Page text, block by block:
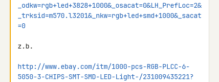
_odkw=rgb+led+3828+1000&_osacat=0&LH_PrefLoc=2&
_trksid=m570.l3201&_nkw=rgb+led+smd+1000&_sacat
=0
z.b.
http://www.ebay.com/itm/1000-pcs-RGB-PLCC-6-
5050-3-CHIPS-SMT-SMD-LED-Light-/231009435221?